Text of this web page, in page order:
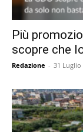
Più
scopre che
Redazione - 31 Luglio